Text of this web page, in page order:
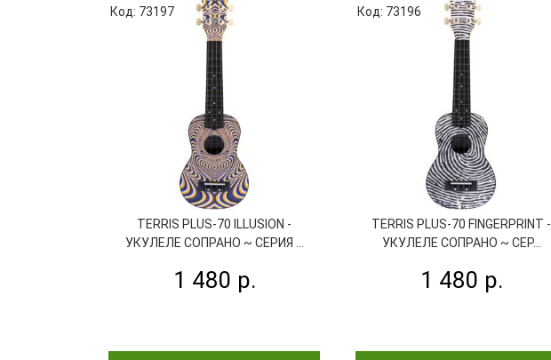
Код: 73197
TERRIS PLUS-70 ILLUSION -
УКУЛЕЛЕ СОПРАНО ~ СЕРИЯ ...
1 480 р.
Код: 73196
TERRIS PLUS-70 FINGERPRINT -
УКУЛЕЛЕ СОПРАНО ~ СЕР...
1 480 р.